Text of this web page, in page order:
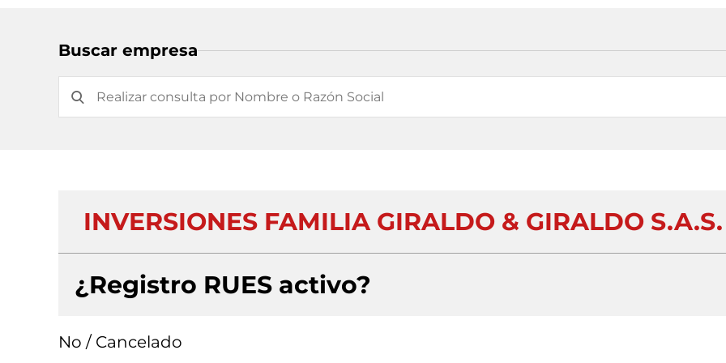
Buscar empresa
INVERSIONES FAMILIA GIRALDO & GIRALDO S.A.S.
¿Registro RUES activo?
No / Cancelado